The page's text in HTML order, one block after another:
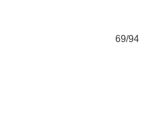
69/94